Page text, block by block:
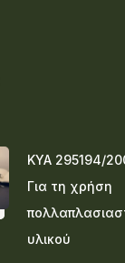
ΚΥΑ 295194/
Για τη χρήση
υλικού